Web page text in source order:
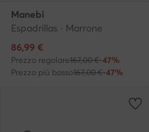
Manebi
Espadrillas · Marrone
Prezzo attuale
86,99 €
Prezzo regolare167,00 €-47%
Prezzo più basso167,00 €-47%